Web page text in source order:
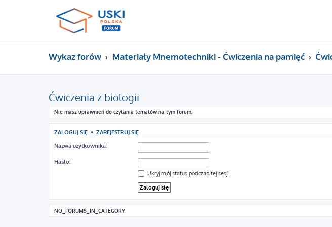
Wykaz forów Materiały Mnemotechniki - Ćwiczenia na pamięć
Ćwiczenia z biologii
Nie masz uprawnień do czytania tematów na tym forum.
ZALOGUJ SIĘ • ZAREJESTRUJ SIĘ
Nazwa użytkownika:
Hasło:
Ukryj mój status podczas tej sesji
NO_FORUMS_IN_CATEGORY